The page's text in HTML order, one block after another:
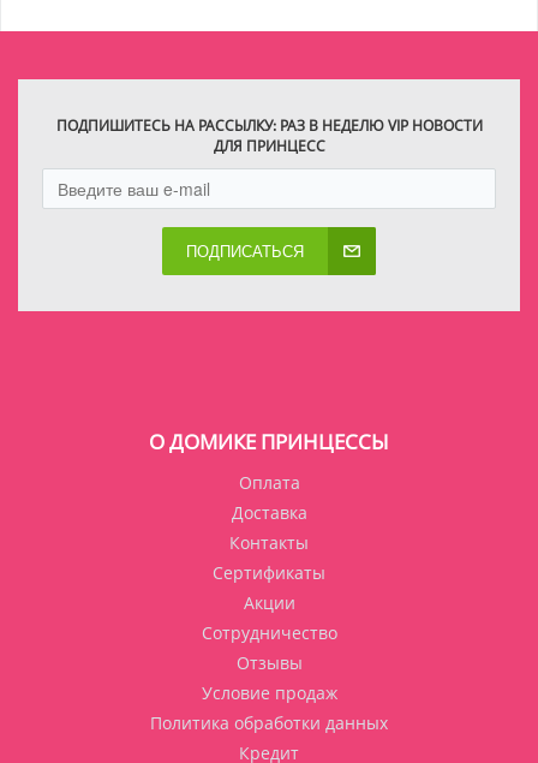
ПОДПИШИТЕСЬ НА РАССЫЛКУ: РАЗ В НЕДЕЛЮ VIP НОВОСТИ
ДЛЯ ПРИНЦЕСС
ПОДПИСАТЬСЯ
О ДОМИКЕ ПРИНЦЕССЫ
Оплата
Доставка
Контакты
Сертификаты
Акции
Сотрудничество
Отзывы
Условие продаж
Политика обработки данных
Кредит